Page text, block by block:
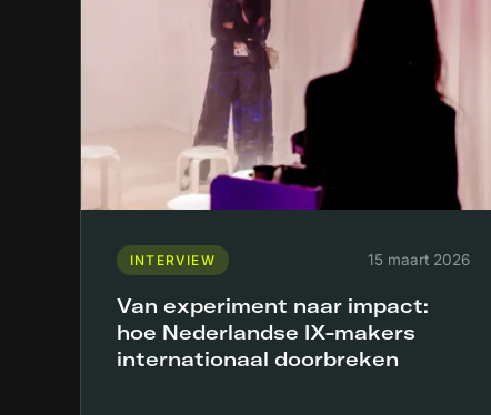
INTERVIEW 15 maart 2026
Van experiment naar impact:
hoe Nederlandse IX-makers
internationaal doorbreken